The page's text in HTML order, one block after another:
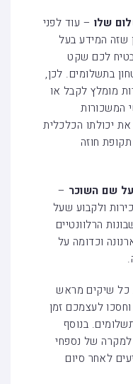
שלו – עוד לפני
שזה המידע בעל
לכם שקט
בתשלומים. לכן,
מומלץ לקבל או
המשכורות
יכולתו הכלכלית
חוזה
שם השוכר –
ולקבוע שעל
הרלוונטיים
וכדומה על
שיקים מראש
לעצמכם זמן
בנוסף
של נספחי
לאחר סיום